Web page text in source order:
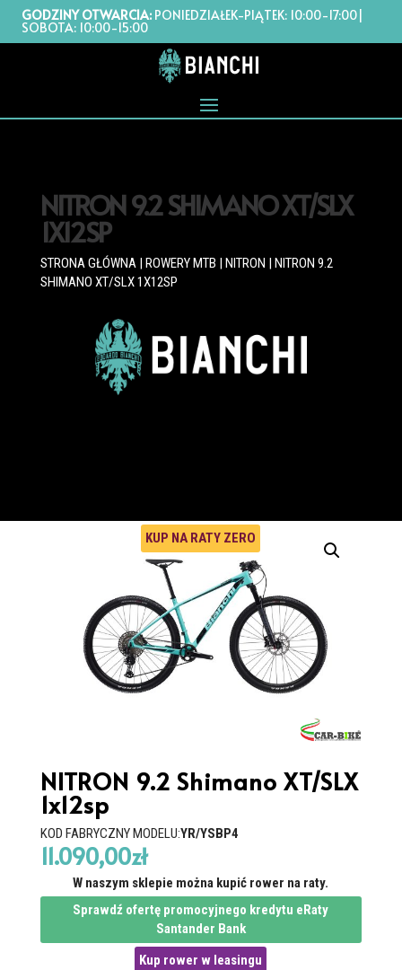
GODZINY OTWARCIA: PONIEDZIAŁEK-PIĄTEK: 10:00-17:00|
SOBOTA: 10:00-15:00
NITRON 9.2 SHIMANO XT/SLX
1X12SP
STRONA GŁÓWNA| ROWERY MTB | NITRON | NITRON 9.2
SHIMANO XT/SLX 1X12SP
KUP NA RATY ZERO
NITRON 9.2 Shimano XT/SLX
1x12sp
KOD FABRYCZNY MODELU:YR/YSBP4
11.090,00zł
W naszym sklepie można kupić rower na raty.
Sprawdź ofertę promocyjnego kredytu eRaty
Santander Bank
Kup rower w leasingu